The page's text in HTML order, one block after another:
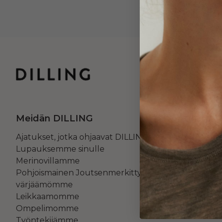
Meidän DILLING
Ajatukset, jotka ohjaavat DILLINGiä
Lupauksemme sinulle
Merinovillamme
Pohjoismainen Joutsenmerkitty
värjäämömme
Leikkaamomme
Ompelimomme
Asioi
Palautukset
Ostoehdot